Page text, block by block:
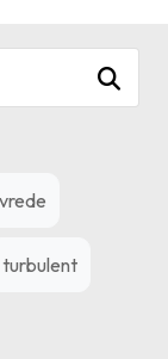
vrede
turbulent